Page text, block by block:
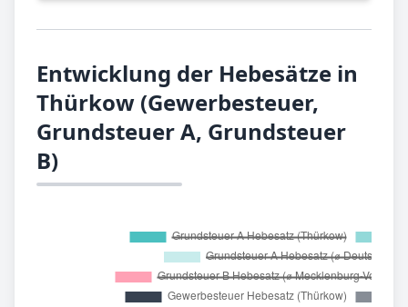
Entwicklung der Hebesätze in
Thürkow (Gewerbesteuer,
Grundsteuer A, Grundsteuer
B)